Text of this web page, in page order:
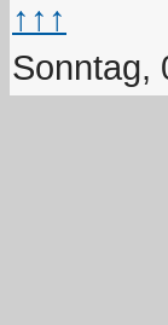
↑↑↑
Sonntag,